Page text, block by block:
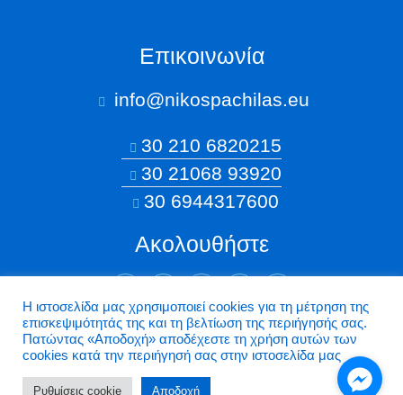
Επικοινωνία
info@nikospachilas.eu​
Ακολουθήστε
©2026 Nikospachilas.eu - Design by Dstream
30 210 6820215
30 21068 93920
30 6944317600
Η ιστοσελίδα μας χρησιμοποιεί cookies για τη μέτρηση της
επισκεψιμότητάς της και τη βελτίωση της περιήγησής σας.
Πατώντας «Aποδοχή» αποδέχεστε τη χρήση αυτών των
cookies κατά την περιήγησή σας στην ιστοσελίδα μας
Ρυθμίσεις cookie Aποδοχή